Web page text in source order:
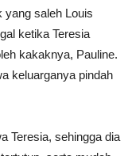
yang saleh Louis
ketika Teresia
kakaknya, Pauline.
keluarganya pindah
Teresia, sehingga dia